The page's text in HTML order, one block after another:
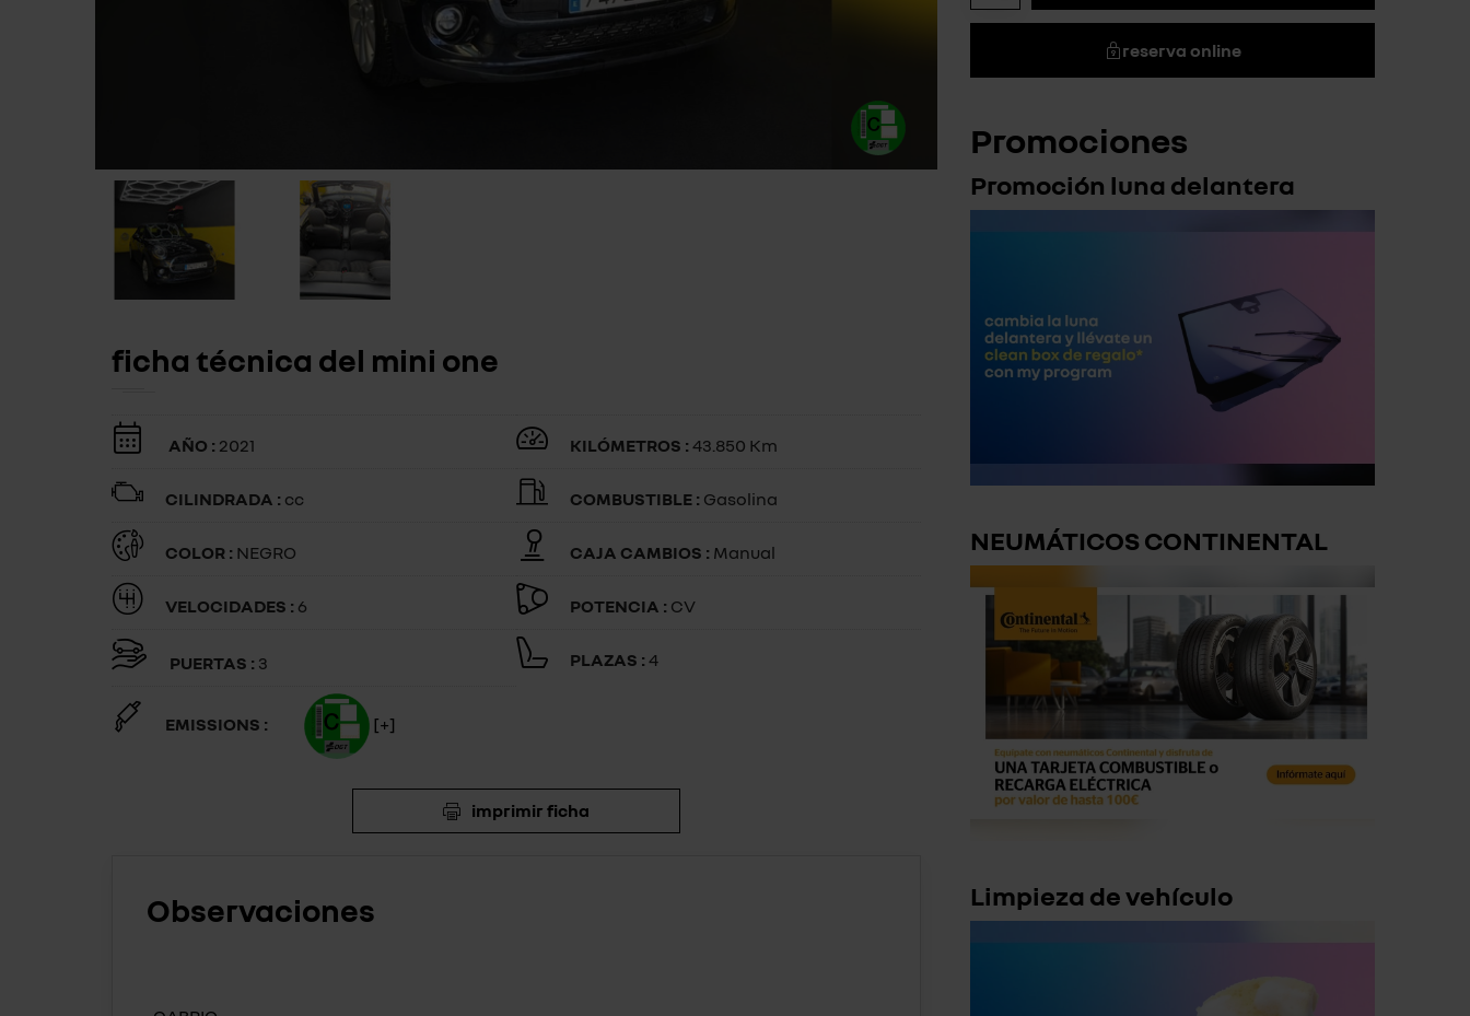
ficha técnica del mini one
AÑO : 2021 KILÓMETROS : 43.850 Km
CILINDRADA : cc COMBUSTIBLE : Gasolina
COLOR : NEGRO CAJA CAMBIOS : Manual
VELOCIDADES : 6 POTENCIA : CV
PUERTAS : 3 PLAZAS : 4
EMISSIONS : [+]
imprimir ficha
Observaciones
reserva online
Promociones
Promoción luna delantera
NEUMÁTICOS CONTINENTAL
Limpieza de vehículo